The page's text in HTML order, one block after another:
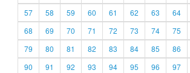
57
58 59 60 61 62 63 64
68
69 70 71 72 73 74 75
79
80 81 82 83 84 85 86
90
91 92 93 94 95 96 97